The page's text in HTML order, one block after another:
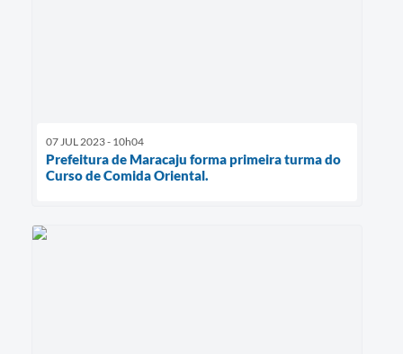
07 JUL 2023 - 10h04
Prefeitura de Maracaju forma primeira turma do
Curso de Comida Oriental.